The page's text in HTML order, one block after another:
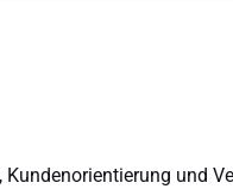
Kundenorientierung und